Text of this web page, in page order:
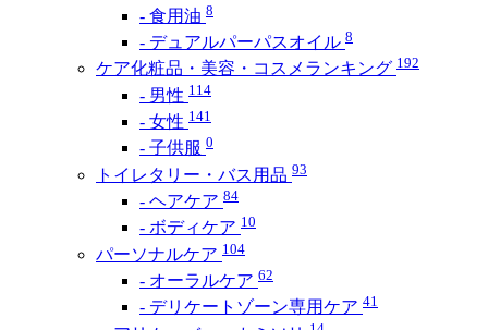
- 食用油 8
- デュアルパーパスオイル 8
ケア化粧品・美容・コスメランキング 192
- 男性 114
- 女性 141
- 子供服 0
トイレタリー・バス用品 93
- ヘアケア 84
- ボディケア 10
パーソナルケア 104
- オーラルケア 62
- デリケートゾーン専用ケア 41